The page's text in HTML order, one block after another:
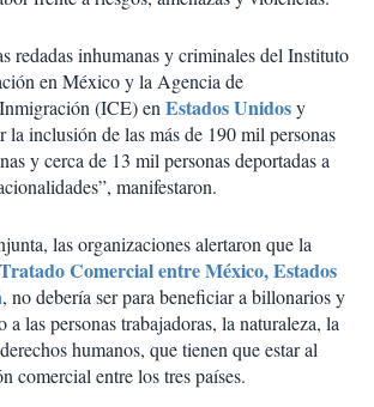
redadas inhumanas y criminales del Instituto
en México y la Agencia de
(ICE) enEstados Unidosy
la inclusión de las más de 190 mil personas
y cerca de 13 mil personas deportadas a
manifestaron.
las organizaciones alertaron que la
Tratado Comercial entre México, Estados
, no debería ser para beneficiar a billonarios y
a las personas trabajadoras, la naturaleza, la
humanos, que tienen que estar al
comercial entre los tres países.